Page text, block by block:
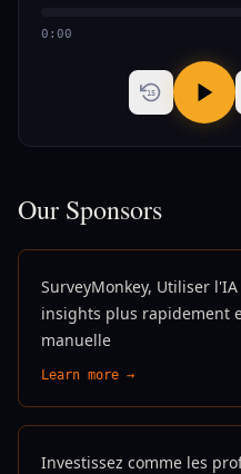
0:00
15
Our Sponsors
SurveyMonkey, Utiliser
insights plus rapidement
manuelle
Learn more →
Investissez comme les